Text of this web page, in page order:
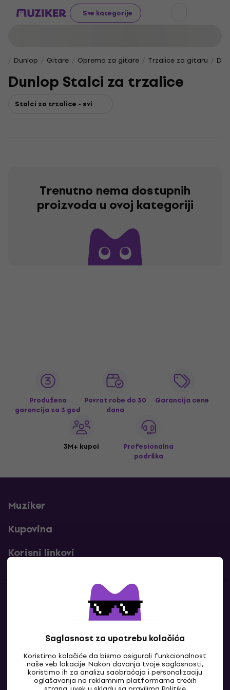
Sve kategorije
Saglasnost za upotrebu kolačića
Koristimo kolačiće da bismo osigurali funkcionalnost
naše veb lokacije. Nakon davanja tvoje saglasnosti,
koristimo ih za analizu saobraćaja i personalizaciju
oglašavanja na reklamnim platformama trećih
Dunlop Gitare Oprema za gitare Trzalice za gitaru
Dunlop Stalci za trzalice
Stalci za trzalice - svi
Trenutno nema dostupnih
proizvoda u ovoj kategoriji
Produžena
garancija za 3 god
Povrat robe do 30
dana
Garancija cene
3M+ kupci
Profesionalna
podrška
Muziker
Kupovina
Korisni linkovi
Kontakti
Kontaktiraj nas